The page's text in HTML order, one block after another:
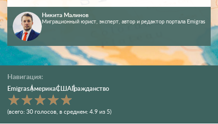
Никита Малинов
Миграционный юрист, эксперт, автор и редактор портала Emigras
(всего: 30 голосов, в среднем: 4.9 из 5)
Навигация:
EmigrasАмерикаСШАГражданство